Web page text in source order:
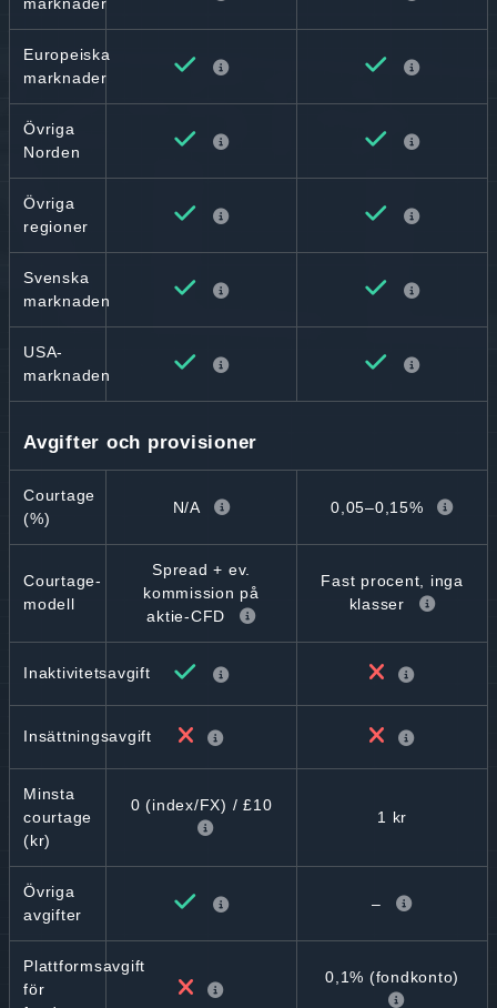
Europeiska
marknader
Övriga
Norden
Övriga
regioner
Svenska
marknaden
USA-
marknaden
Avgifter och provisioner
Courtage
(%)
N/A 0,05–0,15%
Courtage-
modell
Spread + ev.
kommission på
aktie-CFD
Fast procent, inga
klasser
Inaktivitetsavgift
Insättningsavgift
Minsta
courtage
(kr)
0 (index/FX) / £10
1 kr
Övriga
avgifter
–
Plattformsavgift
för
0,1% (fondkonto)